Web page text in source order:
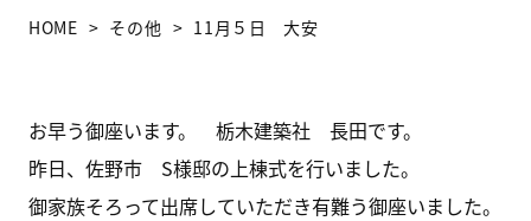
HOME その他 11月５日 大安
お早う御座います。 栃木建築社 長田です。
昨日、佐野市 S様邸の上棟式を行いました。
御家族そろって出席していただき有難う御座いました。